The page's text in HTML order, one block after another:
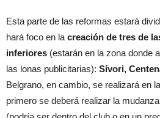
Esta parte de las reformas estará
hará foco en la creación de tres de
inferiores (estarán en la zona donde
las lonas publicitarias): Sívori,
Belgrano, en cambio, se realizará en
primero se deberá realizar la